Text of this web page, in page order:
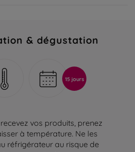
& dégustation
15 jours
vos produits, prenez
à température. Ne les
réfrigérateur au risque de